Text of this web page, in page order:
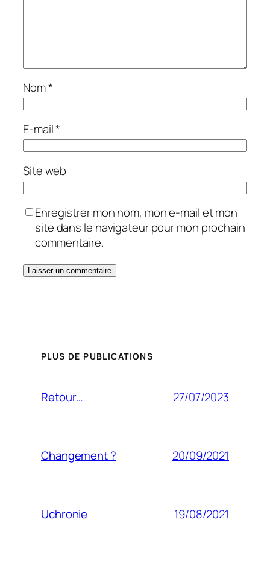
Nom*
E-mail*
Site web
Enregistrer mon nom, mon e-mail et mon
site dans le navigateur pour mon prochain
commentaire.
PLUS DE PUBLICATIONS
Retour… 27/07/2023
Changement ? 20/09/2021
Uchronie 19/08/2021